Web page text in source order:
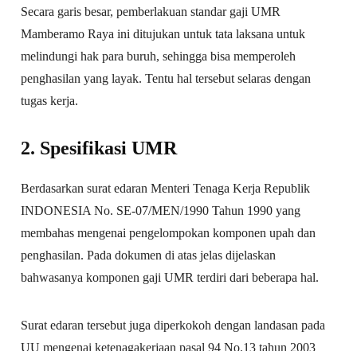
Secara garis besar, pemberlakuan standar gaji UMR
Mamberamo Raya ini ditujukan untuk tata laksana untuk
melindungi hak para buruh, sehingga bisa memperoleh
penghasilan yang layak. Tentu hal tersebut selaras dengan
tugas kerja.
2. Spesifikasi UMR
Berdasarkan surat edaran Menteri Tenaga Kerja Republik
INDONESIA No. SE-07/MEN/1990 Tahun 1990 yang
membahas mengenai pengelompokan komponen upah dan
penghasilan. Pada dokumen di atas jelas dijelaskan
bahwasanya komponen gaji UMR terdiri dari beberapa hal.
Surat edaran tersebut juga diperkokoh dengan landasan pada
UU mengenai ketenagakerjaan pasal 94 No.13 tahun 2003